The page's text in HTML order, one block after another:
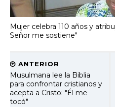
Mujer celebra 110 años y
Señor me sostiene"
ANTERIOR
Musulmana lee la Biblia
para confrontar cristianos y
acepta a Cristo: "Él me
tocó"